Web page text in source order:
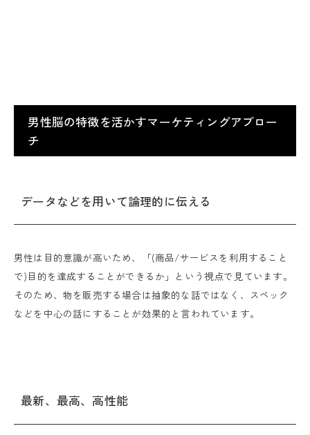
男性脳の特徴を活かすマーケティングアプロー
チ
データなどを用いて論理的に伝える
男性は目的意識が高いため、「(商品/サービスを利用すること
で)目的を達成することができるか」という視点で見ています。
そのため、物を販売する場合は抽象的な話ではなく、スペック
などを中心の話にすることが効果的と言われています。
最新、最高、高性能